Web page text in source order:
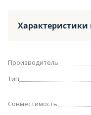
Производитель
Тип
Совместимость